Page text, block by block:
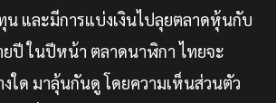
น และมีการแบ่งเงินไปลุยตลาดหุ้นกับ
ปี ในปีหน้า ตลาดนาฬิกา ไทยจะ
ใด มาลุ้นกันดู โดยความเห็นส่วนตัว